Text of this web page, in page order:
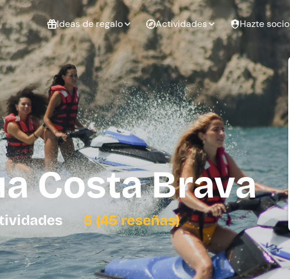
Ideas de regalo
que te
libre
Experiencias
para regalar
Experiencias
para regalar
en pareja
Regalo de
cumpleaños
Regalo de
graduación
Despedida de
soltero
Despedida de
soltera
Actividades Hazte socio
Costa Brava
5 (45 reseñas)